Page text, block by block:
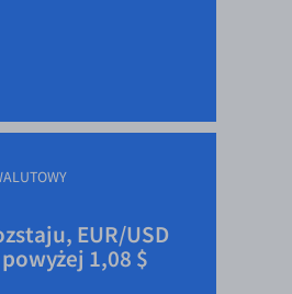
EUR/USD
1,08 $